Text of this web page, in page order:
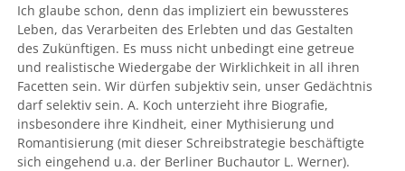
Ich glaube schon, denn das impliziert ein bewussteres
Leben, das Verarbeiten des Erlebten und das Gestalten
des Zukünftigen. Es muss nicht unbedingt eine getreue
und realistische Wiedergabe der Wirklichkeit in all ihren
Facetten sein. Wir dürfen subjektiv sein, unser Gedächtnis
darf selektiv sein. A. Koch unterzieht ihre Biografie,
insbesondere ihre Kindheit, einer Mythisierung und
Romantisierung (mit dieser Schreibstrategie beschäftigte
sich eingehend u.a. der Berliner Buchautor L. Werner).